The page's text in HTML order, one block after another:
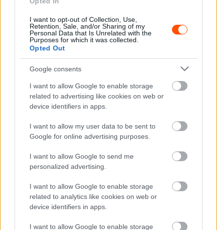
I want to opt-out of Collection, Use,
Retention, Sale, and/or Sharing of my
Personal Data that Is Unrelated with the
Purposes for which it was collected.
Opted Out
Google consents
I want to allow Google to enable storage
related to advertising like cookies on web or
device identifiers in apps.
I want to allow my user data to be sent to
Google for online advertising purposes.
I want to allow Google to send me
personalized advertising.
I want to allow Google to enable storage
related to analytics like cookies on web or
device identifiers in apps.
I want to allow Google to enable storage
Fotó: Csomós Mixi
Szintén ezen a gyorsasági szakaszon vérzett el a
versenyt a harmadik gyorsasági szakasztól kezdve
vezető Luis Monzón, akinek egy szög került a gumijába,
amit a rajt előtt észrevettek ugyan, de már nem volt
idejük kicserélni. Később a kerék teljesen leengedett, ami
a versenyük végét jelentette.
A vezetést így Nil Solans vette át 10,4 másodperc
előnnyel Yoann Bonato és 14,3 másodperccel Efrén
A mai első gyorsaságin az elmelegedő gumikra
panaszkodott Herczig Norbert, aki Igor Bacigal
navigálásával 15. időt futott, ám a két rövidebb